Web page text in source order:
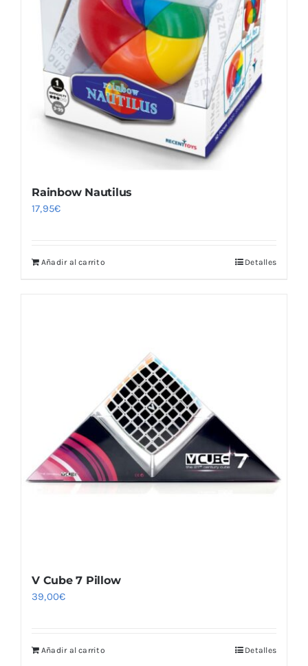
Rainbow Nautilus
17,95€
Añadir al carrito Detalles
V Cube 7 Pillow
39,00€
Añadir al carrito Detalles